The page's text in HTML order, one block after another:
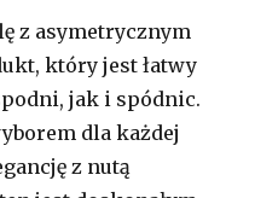
z asymetrycznym
który jest łatwy
jak i spódnic.
dla każdej
z nutą